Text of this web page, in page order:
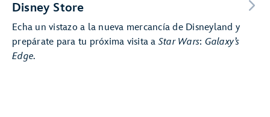
Disney Store
Echa un vistazo a la nueva mercancía de Disneyland y
prepárate para tu próxima visita aStar Wars: Galaxy’s
Edge.